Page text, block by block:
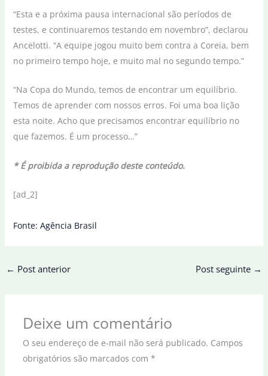
“Esta e a próxima pausa internacional são períodos de
testes, e continuaremos testando em novembro”, declarou
Ancelotti. “A equipe jogou muito bem contra a Coreia, bem
no primeiro tempo hoje, e muito mal no segundo tempo.”
“Na Copa do Mundo, temos de encontrar um equilíbrio.
Temos de aprender com nossos erros. Foi uma boa lição
esta noite. Acho que precisamos encontrar equilíbrio no
que fazemos. É um processo…”
* É proibida a reprodução deste conteúdo.
[ad_2]
Fonte: Agência Brasil
← Post anterior Post seguinte →
Deixe um comentário
O seu endereço de e-mail não será publicado. Campos
obrigatórios são marcados com *